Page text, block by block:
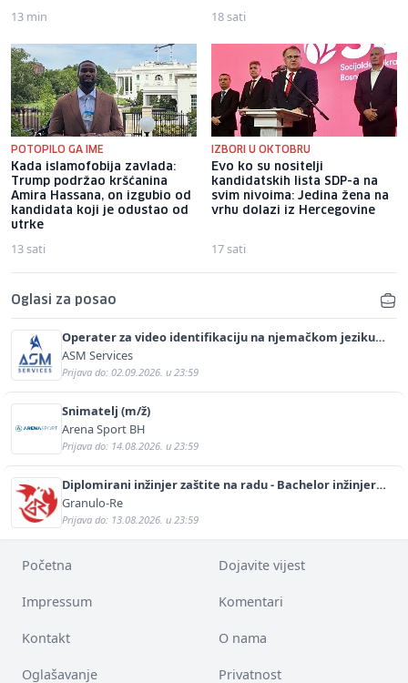
13 min 18 sati
POTOPILO GA IME
Kada islamofobija zavlada:
Trump podržao kršćanina
Amira Hassana, on izgubio od
kandidata koji je odustao od
utrke
13 sati
IZBORI U OKTOBRU
Evo ko su nositelji
kandidatskih lista SDP-a na
svim nivoima: Jedina žena na
vrhu dolazi iz Hercegovine
17 sati
Oglasi za posao
Operater za video identifikaciju na njemačkom jeziku
(m/ž)
ASM Services
Prijava do: 02.09.2026. u 23:59
Snimatelj (m/ž)
Arena Sport BH
Prijava do: 14.08.2026. u 23:59
Diplomirani inžinjer zaštite na radu - Bachelor inžinjer
sigurnosti i pomoći (m/ž)
Granulo-Re
Prijava do: 13.08.2026. u 23:59
Početna Dojavite vijest
Impressum Komentari
Kontakt O nama
Oglašavanje Privatnost